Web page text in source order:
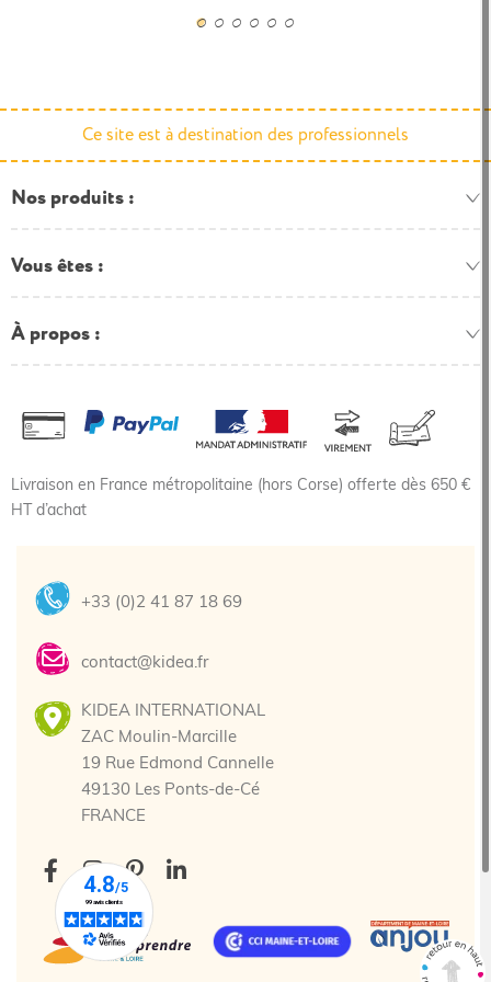
Ce site est à destination des professionnels
Nos produits
Vous êtes
À propos
Livraison en France métropolitaine (hors Corse) offerte dès 650 €
HT d’achat
+33 (0)2 41 87 18 69
contact@kidea.fr
KIDEA INTERNATIONAL
ZAC Moulin-Marcille
19 Rue Edmond Cannelle
49130 Les Ponts-de-Cé
FRANCE